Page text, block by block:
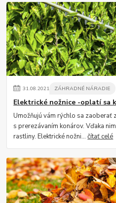
31.08.2021 ZÁHRADNÉ NÁRADIE
Elektrické nožnice -oplatí sa
Umožňujú vám rýchlo sa zaoberať
s prerezávaním konárov. Vďaka
rastliny. Elektrické nožni...čítať celé